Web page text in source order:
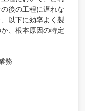
後の工程に遅れな
以下に効率よく製
、根本原因の特定
務